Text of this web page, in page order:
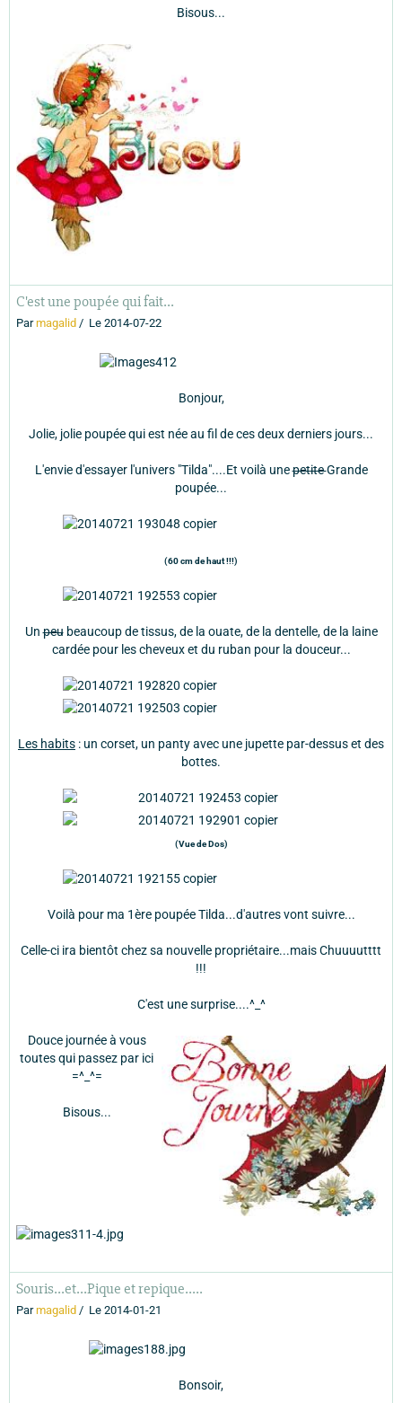
Bisous...
C'est une poupée qui fait...
Parmagalid Le 2014-07-22
Bonjour,
Jolie, jolie poupée qui est née au fil de ces deux derniers jours...
L'envie d'essayer l'univers "Tilda"....Et voilà unepetiteGrande
poupée...
(60 cm de haut !!!)
Unpeubeaucoup de tissus, de la ouate, de la dentelle, de la laine
cardée pour les cheveux et du ruban pour la douceur...
Les habits : un corset, un panty avec une jupette par-dessus et des
bottes.
(Vue de Dos)
Voilà pour ma 1ère poupée Tilda...d'autres vont suivre...
Celle-ci ira bientôt chez sa nouvelle propriétaire...mais Chuuuutttt
!!!
C'est une surprise....^_^
Douce journée à vous
toutes qui passez par ici
=^_^=
Bisous...
Souris...et...Pique et repique.....
Parmagalid Le 2014-01-21
Bonsoir,